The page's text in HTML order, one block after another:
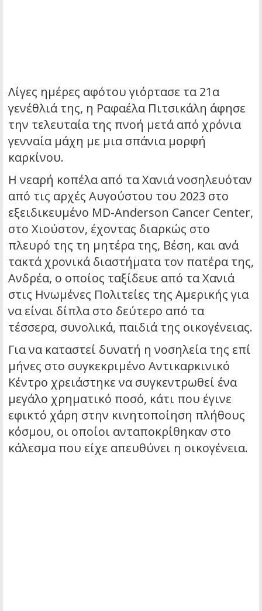
Λίγες ημέρες αφότου γιόρτασε τα 21α
γενέθλιά της, η Ραφαέλα Πιτσικάλη άφησε
την τελευταία της πνοή μετά από χρόνια
γενναία μάχη με μια σπάνια μορφή
καρκίνου.
Η νεαρή κοπέλα από τα Χανιά νοσηλευόταν
από τις αρχές Αυγούστου του 2023 στο
εξειδικευμένο MD-Anderson Cancer Center,
στο Χιούστον, έχοντας διαρκώς στο
πλευρό της τη μητέρα της, Βέση, και ανά
τακτά χρονικά διαστήματα τον πατέρα της,
Ανδρέα, ο οποίος ταξίδευε από τα Χανιά
στις Ηνωμένες Πολιτείες της Αμερικής για
να είναι δίπλα στο δεύτερο από τα
τέσσερα, συνολικά, παιδιά της οικογένειας.
Για να καταστεί δυνατή η νοσηλεία της επί
μήνες στο συγκεκριμένο Αντικαρκινικό
Κέντρο χρειάστηκε να συγκεντρωθεί ένα
μεγάλο χρηματικό ποσό, κάτι που έγινε
εφικτό χάρη στην κινητοποίηση πλήθους
κόσμου, οι οποίοι ανταποκρίθηκαν στο
κάλεσμα που είχε απευθύνει η οικογένεια.